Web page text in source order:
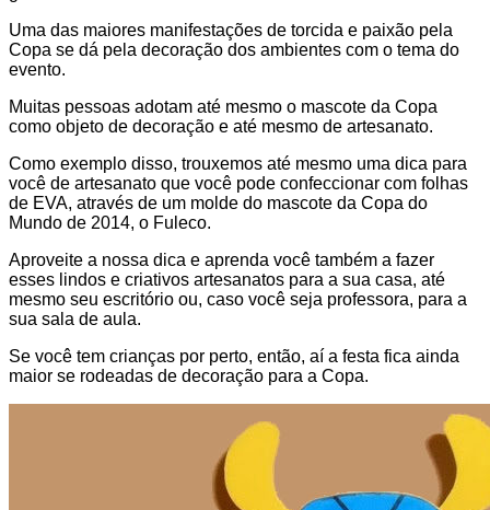
Uma das maiores manifestações de torcida e paixão pela
Copa se dá pela decoração dos ambientes com o tema do
evento.
Muitas pessoas adotam até mesmo o mascote da Copa
como objeto de decoração e até mesmo de artesanato.
Como exemplo disso, trouxemos até mesmo uma dica para
você de artesanato que você pode confeccionar com folhas
de EVA, através de um molde do mascote da Copa do
Mundo de 2014, o Fuleco.
Aproveite a nossa dica e aprenda você também a fazer
esses lindos e criativos artesanatos para a sua casa, até
mesmo seu escritório ou, caso você seja professora, para a
sua sala de aula.
Se você tem crianças por perto, então, aí a festa fica ainda
maior se rodeadas de decoração para a Copa.